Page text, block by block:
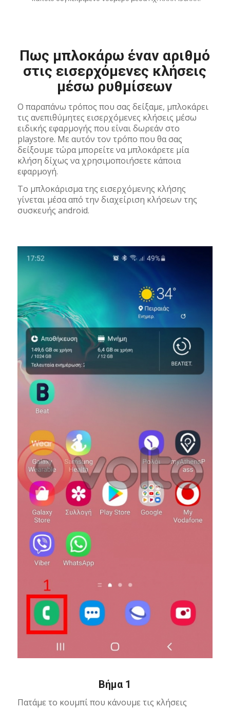
Πως μπλοκάρω έναν αριθμό
στις εισερχόμενες κλήσεις
μέσω ρυθμίσεων
Ο παραπάνω τρόπος που σας δείξαμε, μπλοκάρει
τις ανεπιθύμητες εισερχόμενες κλήσεις μέσω
ειδικής εφαρμογής που είναι δωρεάν στο
playstore. Με αυτόν τον τρόπο που θα σας
δείξουμε τώρα μπορείτε να μπλοκάρετε μία
κλήση δίχως να χρησιμοποιήσετε κάποια
εφαρμογή.
Το μπλοκάρισμα της εισερχόμενης κλήσης
γίνεται μέσα από την διαχείριση κλήσεων της
συσκευής android.
Βήμα 1
Πατάμε το κουμπί που κάνουμε τις κλήσεις